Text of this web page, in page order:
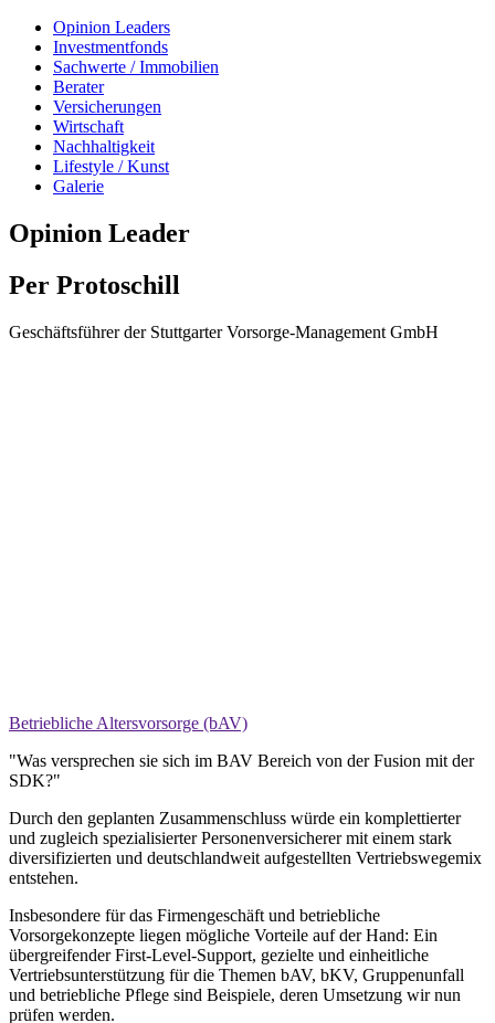
Opinion Leaders
Investmentfonds
Sachwerte / Immobilien
Berater
Versicherungen
Wirtschaft
Nachhaltigkeit
Lifestyle / Kunst
Galerie
Opinion Leader
Per Protoschill
Geschäftsführer der Stuttgarter Vorsorge-Management GmbH
Betriebliche Altersvorsorge (bAV)
"Was versprechen sie sich im BAV Bereich von der Fusion mit der
SDK?"
Durch den geplanten Zusammenschluss würde ein komplettierter
und zugleich spezialisierter Personenversicherer mit einem stark
diversifizierten und deutschlandweit aufgestellten Vertriebswegemix
entstehen.
Insbesondere für das Firmengeschäft und betriebliche
Vorsorgekonzepte liegen mögliche Vorteile auf der Hand: Ein
übergreifender First-Level-Support, gezielte und einheitliche
Vertriebsunterstützung für die Themen bAV, bKV, Gruppenunfall
und betriebliche Pflege sind Beispiele, deren Umsetzung wir nun
prüfen werden.